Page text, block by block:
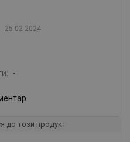
25-02-2024
-
до този продукт